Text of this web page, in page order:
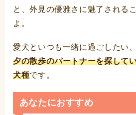
と、外見の優雅さに魅了される
よ。
愛犬といつも一緒に過ごしたい、
夕の散歩のパートナーを探して
犬種です。
あなたにおすすめ